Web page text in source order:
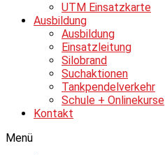
UTM Einsatzkarte
Ausbildung
Ausbildung
Einsatzleitung
Silobrand
Suchaktionen
Tankpendelverkehr
Schule + Onlinekurse
Kontakt
Menü